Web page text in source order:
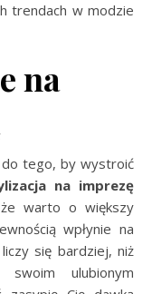
trendach w modzie
na
do tego, by wystroić
na imprezę
warto o większy
wpłynie na
się bardziej, niż
ulubionym